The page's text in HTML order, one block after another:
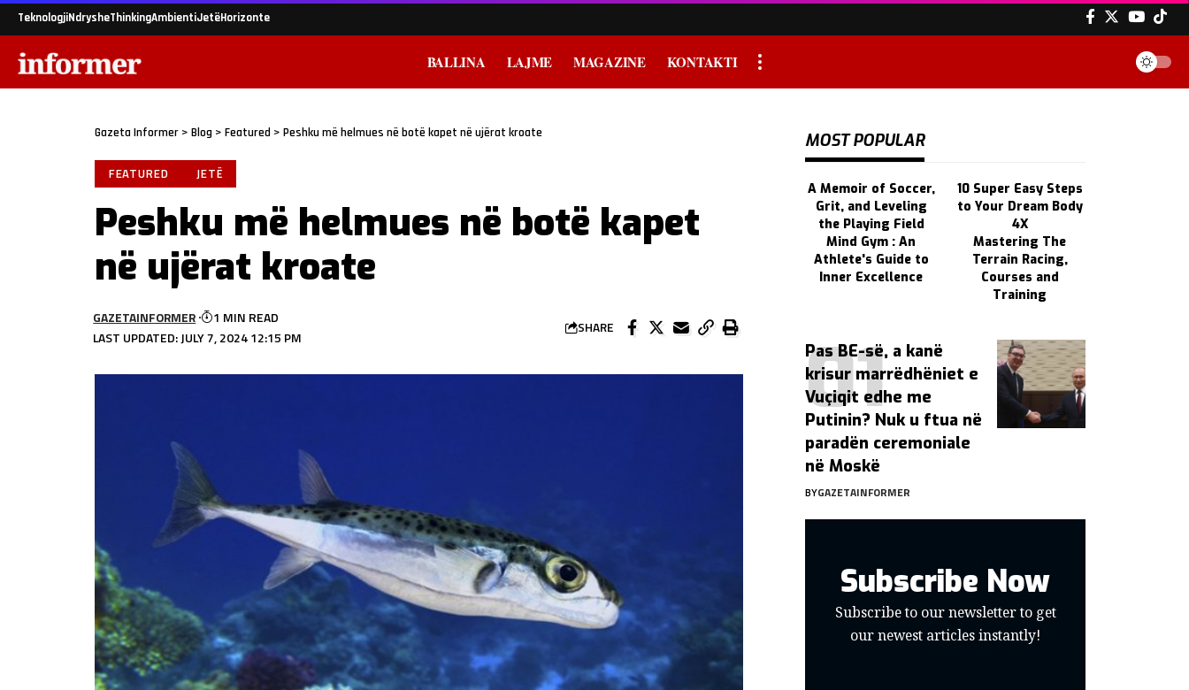
TeknologjiNdrysheThinkingAmbientiJetëHorizonte
BALLINA LAJME MAGAZINE KONTAKTI
Gazeta Informer > Blog > Featured > Peshku më helmues në botë kapet në ujërat kroate
FEATURED JETË
Peshku më helmues në botë kapet
në ujërat kroate
LAST UPDATED: JULY 7, 2024 12:15 PM
GAZETAINFORMER 1 MIN READ
SHARE
MOST POPULAR
A Memoir of Soccer,
Grit, and Leveling
the Playing Field
10 Super Easy Steps
to Your Dream Body
4X
Mind Gym : An
Athlete's Guide to
Inner Excellence
Mastering The
Terrain Racing,
Courses and
Training
Pas BE-së, a kanë
krisur marrëdhëniet e
Vuçiqit edhe me
Putinin? Nuk u ftua në
paradën ceremoniale
në Moskë
BYGAZETAINFORMER
Subscribe Now
Subscribe to our newsletter to get
our newest articles instantly!